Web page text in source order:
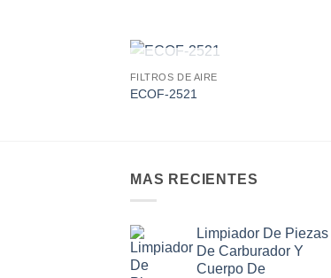
AGOTADO
FILTROS DE AIRE
ECOF-2521
MAS RECIENTES
Limpiador De Piezas
De Carburador Y
Cuerpo De